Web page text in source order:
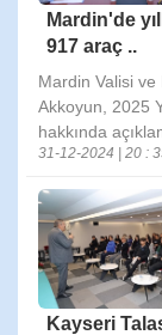
Mardin'de
917 araç ..
Mardin Valisi
Akkoyun, 2025
hakkında
31-12-2024 | 20 :
Kayseri